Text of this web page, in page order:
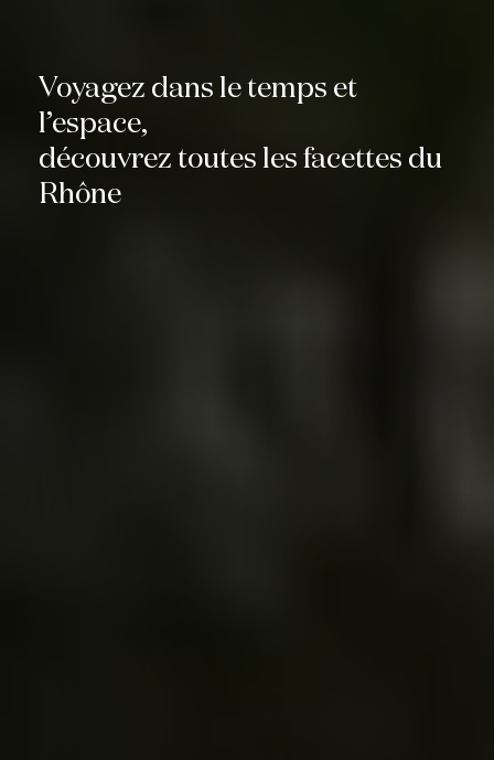
Voyagez dans le temps et
l’espace,
découvrez toutes les facettes du
Rhône